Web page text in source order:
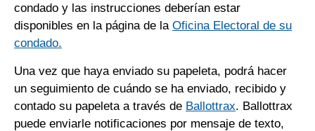
condado y las instrucciones deberían estar
disponibles en la página de la Oficina Electoral de su
condado.
Una vez que haya enviado su papeleta, podrá hacer
un seguimiento de cuándo se ha enviado, recibido y
contado su papeleta a través de Ballottrax. Ballottrax
puede enviarle notificaciones por mensaje de texto,